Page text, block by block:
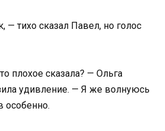
— тихо сказал Павел, но голос
плохое сказала? — Ольга
удивление. — Я же волнуюсь
особенно.